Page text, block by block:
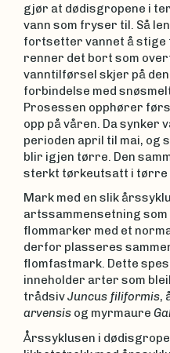
gjør at dødisgropene i
vann som fryser til. Så
fortsetter vannet å stige
renner det bort som
vanntilførsel skjer på
forbindelse med
Prosessen opphører
opp på våren. Da synker
perioden april til mai, og
blir igjen tørre. Den
sterkt tørkeutsatt i tørre
Mark med en slik
artssammensetning
flommarker med et
derfor plasseres
flomfastmark. Dette
inneholder arter som
trådsivJuncus filiformis,
arvensis og myrmaure
Årssyklusen i